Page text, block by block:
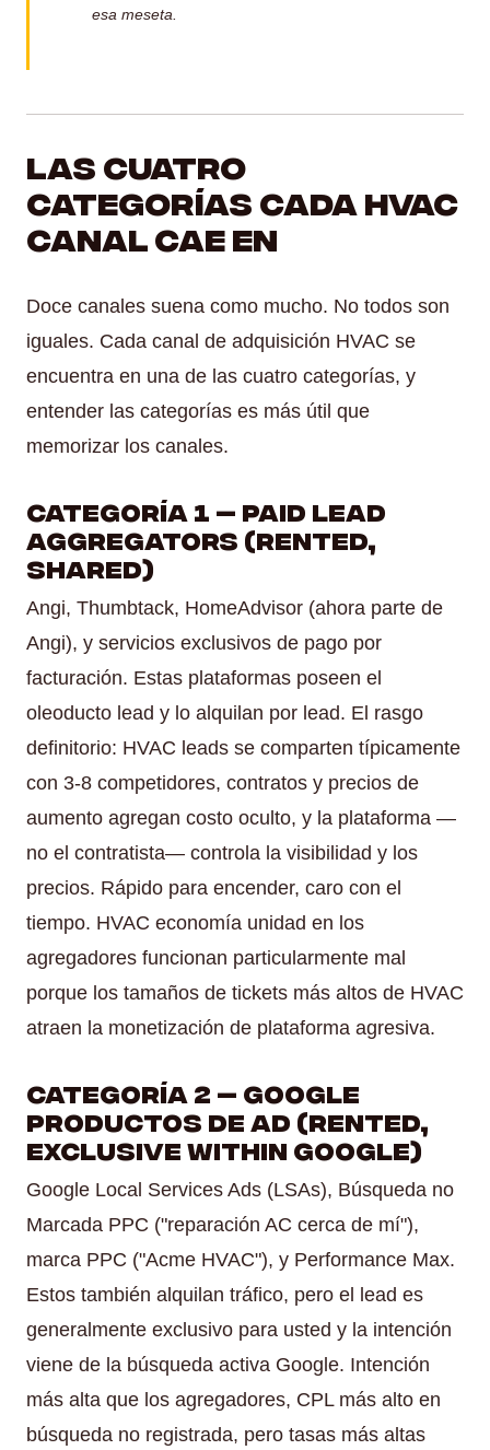
esa meseta.
Las cuatro
categorías Cada HVAC
Canal cae en
Doce canales suena como mucho. No todos son
iguales. Cada canal de adquisición HVAC se
encuentra en una de las cuatro categorías, y
entender las categorías es más útil que
memorizar los canales.
Categoría 1 — Paid Lead
Aggregators (Rented,
Shared)
Angi, Thumbtack, HomeAdvisor (ahora parte de
Angi), y servicios exclusivos de pago por
facturación. Estas plataformas poseen el
oleoducto lead y lo alquilan por lead. El rasgo
definitorio: HVAC leads se comparten típicamente
con 3-8 competidores, contratos y precios de
aumento agregan costo oculto, y la plataforma —
no el contratista— controla la visibilidad y los
precios. Rápido para encender, caro con el
tiempo. HVAC economía unidad en los
agregadores funcionan particularmente mal
porque los tamaños de tickets más altos de HVAC
atraen la monetización de plataforma agresiva.
Categoría 2 — Google
Productos de Ad (Rented,
Exclusive Within Google)
Google Local Services Ads (LSAs), Búsqueda no
Marcada PPC ("reparación AC cerca de mí"),
marca PPC ("Acme HVAC"), y Performance Max.
Estos también alquilan tráfico, pero el lead es
generalmente exclusivo para usted y la intención
viene de la búsqueda activa Google. Intención
más alta que los agregadores, CPL más alto en
búsqueda no registrada, pero tasas más altas